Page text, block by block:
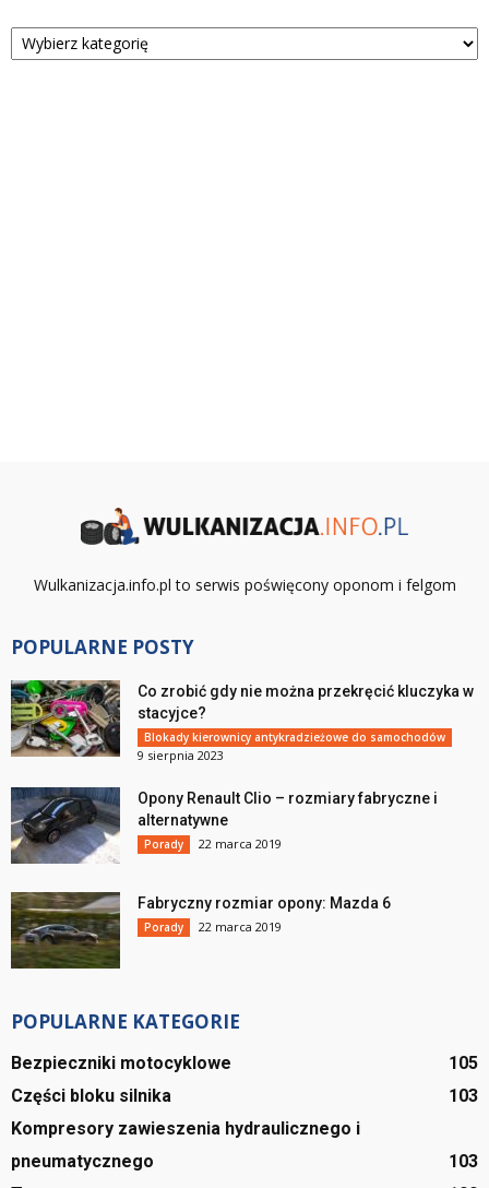
Kategorie
Wulkanizacja.info.pl to serwis poświęcony oponom i felgom
POPULARNE POSTY
Co zrobić gdy nie można przekręcić kluczyka w
stacyjce?
Blokady kierownicy antykradzieżowe do samochodów
9 sierpnia 2023
Opony Renault Clio – rozmiary fabryczne i
alternatywne
Porady 22 marca 2019
Fabryczny rozmiar opony: Mazda 6
Porady 22 marca 2019
POPULARNE KATEGORIE
Bezpieczniki motocyklowe
105
Części bloku silnika
103
Kompresory zawieszenia hydraulicznego i
pneumatycznego
103